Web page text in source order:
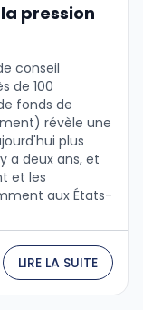
pression
conseil
de 100
fonds de
révèle une
plus
a deux ans, et
et les
aux États-
LIRE LA SUITE